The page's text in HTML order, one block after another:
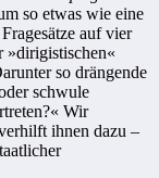
so etwas wie eine
auf vier
»dirigistischen«
so drängende
schwule
Wir
ihnen dazu –